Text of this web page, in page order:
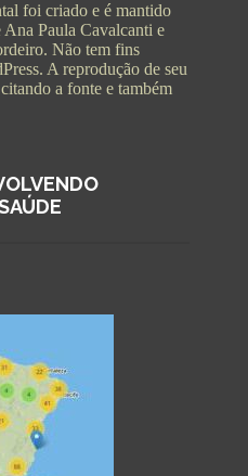
foi criado e é mantido
Ana Paula Cavalcanti e
Não tem fins
A reprodução de seu
a fonte e também